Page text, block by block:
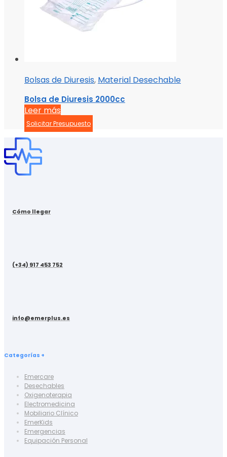
Bolsas de Diuresis, Material Desechable
Bolsa de Diuresis 2000cc
Leer más
Solicitar Presupuesto
Cómo llegar
(+34) 917 453 752
info@emerplus.es
Categorías +
Emercare
Desechables
Oxigenoterapia
Electromedicina
Mobiliario Clínico
EmerKids
Emergencias
Equipación Personal